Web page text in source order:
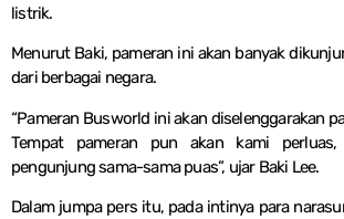
listrik.
Menurut Baki, pameran ini akan banyak
dari berbagai negara.
“Pameran Busworld ini akan diselenggarakan
Tempat pameran pun akan kami
pengunjung sama-sama puas”, ujar Baki Lee.
Dalam jumpa pers itu, pada intinya para